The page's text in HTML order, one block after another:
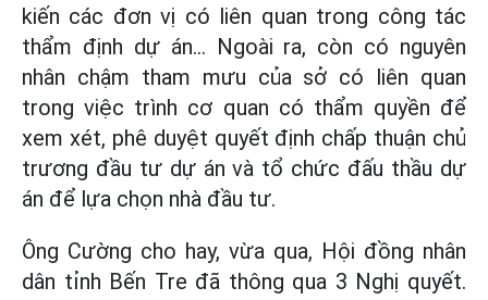
kiến các đơn vị có liên quan trong công tác
thẩm định dự án… Ngoài ra, còn có nguyên
nhân chậm tham mưu của sở có liên quan
trong việc trình cơ quan có thẩm quyền để
xem xét, phê duyệt quyết định chấp thuận chủ
trương đầu tư dự án và tổ chức đấu thầu dự
án để lựa chọn nhà đầu tư.
Ông Cường cho hay, vừa qua, Hội đồng nhân
dân tỉnh Bến Tre đã thông qua 3 Nghị quyết.